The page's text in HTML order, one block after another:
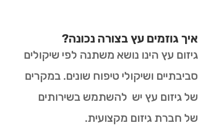
איך גוזמים עץ בצורה נכונה?
גיזום עץ הינו נושא משתנה לפי שיקולים
סביבתיים ושיקולי טיפוח שונים. במקרים
של גיזום עץ יש להשתמש בשירותים
של חברת גיזום מקצועית.